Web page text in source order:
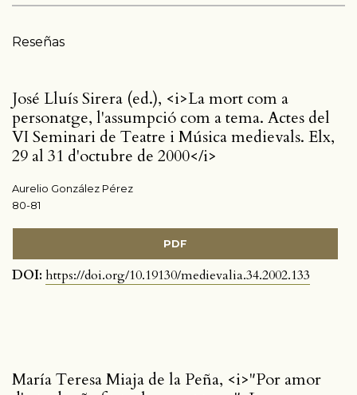
Reseñas
José Lluís Sirera (ed.), <i>La mort com a
personatge, l'assumpció com a tema. Actes del
VI Seminari de Teatre i Música medievals. Elx,
29 al 31 d'octubre de 2000</i>
Aurelio González Pérez
80-81
PDF
DOI: https://doi.org/10.19130/medievalia.34.2002.133
María Teresa Miaja de la Peña, <i>"Por amor